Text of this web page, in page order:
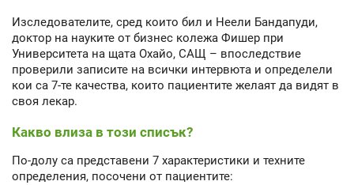
Изследователите, сред които бил и Неели Бандапуди,
доктор на науките от бизнес колежа Фишер при
Университета на щата Охайо, САЩ – впоследствие
проверили записите на всички интервюта и определели
кои са 7-те качества, които пациентите желаят да видят в
своя лекар.
Какво влиза в този списък?
По-долу са представени 7 характеристики и техните
определения, посочени от пациентите: